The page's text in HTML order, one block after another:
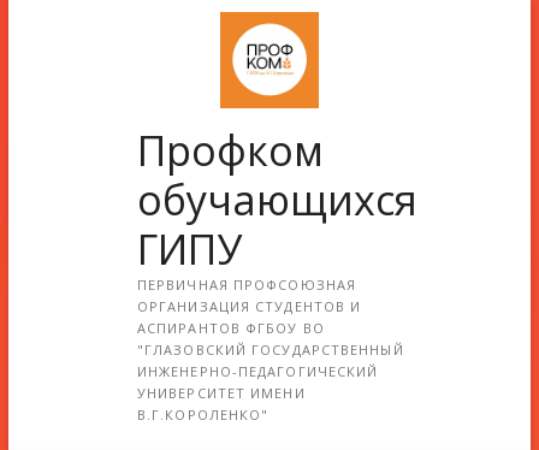
Профком
обучающихся
ГИПУ
ПЕРВИЧНАЯ ПРОФСОЮЗНАЯ
ОРГАНИЗАЦИЯ СТУДЕНТОВ И
АСПИРАНТОВ ФГБОУ ВО
"ГЛАЗОВСКИЙ ГОСУДАРСТВЕННЫЙ
ИНЖЕНЕРНО-ПЕДАГОГИЧЕСКИЙ
УНИВЕРСИТЕТ ИМЕНИ
В.Г.КОРОЛЕНКО"